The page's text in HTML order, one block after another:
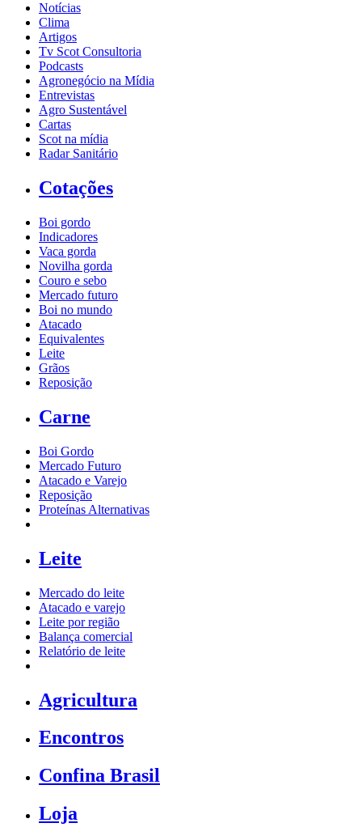
Notícias
Clima
Artigos
Tv Scot Consultoria
Podcasts
Agronegócio na Mídia
Entrevistas
Agro Sustentável
Cartas
Scot na mídia
Radar Sanitário
Cotações
Boi gordo
Indicadores
Vaca gorda
Novilha gorda
Couro e sebo
Mercado futuro
Boi no mundo
Atacado
Equivalentes
Leite
Grãos
Reposição
Carne
Boi Gordo
Mercado Futuro
Atacado e Varejo
Reposição
Proteínas Alternativas
Leite
Mercado do leite
Atacado e varejo
Leite por região
Balança comercial
Relatório de leite
Agricultura
Encontros
Confina Brasil
Loja